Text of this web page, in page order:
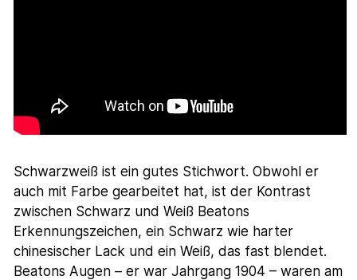
Schwarzweiß ist ein gutes Stichwort. Obwohl er
auch mit Farbe gearbeitet hat, ist der Kontrast
zwischen Schwarz und Weiß Beatons
Erkennungszeichen, ein Schwarz wie harter
chinesischer Lack und ein Weiß, das fast blendet.
Beatons Augen – er war Jahrgang 1904 – waren am